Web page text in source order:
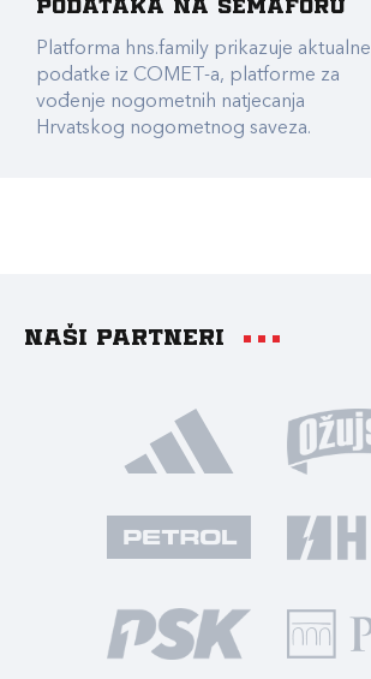
podataka na Semaforu
Platforma hns.family prikazuje aktualne
podatke iz COMET-a, platforme za
vođenje nogometnih natjecanja
Hrvatskog nogometnog saveza.
Naši partneri